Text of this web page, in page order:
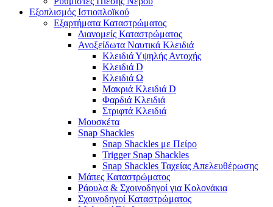
Εξοπλισμός Ιστιοπλοϊκού
Εξαρτήματα Καταστρώματος
Διανομείς Καταστρώματος
Ανοξείδωτα Ναυτικά Κλειδιά
Κλειδιά Υψηλής Αντοχής
Κλειδιά D
Κλειδιά Ω
Μακριά Κλειδιά D
Φαρδιά Κλειδιά
Στριφτά Κλειδιά
Μουσκέτα
Snap Shackles
Snap Shackles με Πείρο
Trigger Snap Shackles
Snap Shackles Ταχείας Απελευθέρωσης
Μάπες Καταστρώματος
Ράουλα & Σχοινοδηγοί για Κολονάκια
Σχοινοδηγοί Καταστρώματος